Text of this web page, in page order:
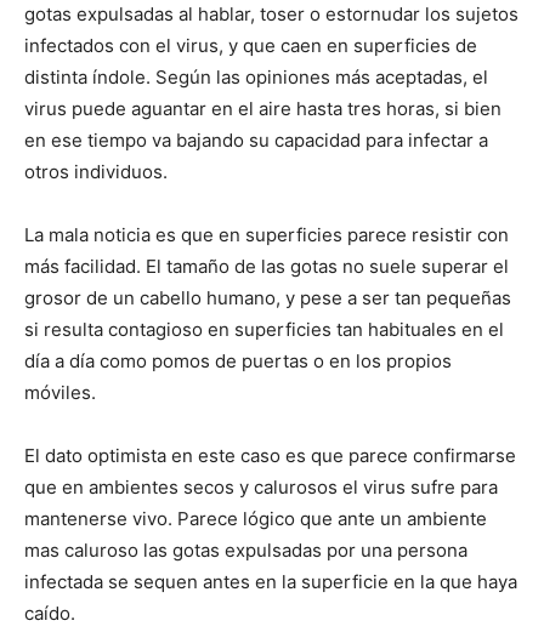
gotas expulsadas al hablar, toser o estornudar los sujetos
infectados con el virus, y que caen en superficies de
distinta índole. Según las opiniones más aceptadas, el
virus puede aguantar en el aire hasta tres horas, si bien
en ese tiempo va bajando su capacidad para infectar a
otros individuos.
La mala noticia es que en superficies parece resistir con
más facilidad. El tamaño de las gotas no suele superar el
grosor de un cabello humano, y pese a ser tan pequeñas
si resulta contagioso en superficies tan habituales en el
día a día como pomos de puertas o en los propios
móviles.
El dato optimista en este caso es que parece confirmarse
que en ambientes secos y calurosos el virus sufre para
mantenerse vivo. Parece lógico que ante un ambiente
mas caluroso las gotas expulsadas por una persona
infectada se sequen antes en la superficie en la que haya
caído.